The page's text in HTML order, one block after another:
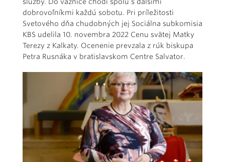
dobrovoľníkmi každú sobotu. Pri príležitosti
Svetového dňa chudobných jej Sociálna subkomisia
KBS udelila 10. novembra 2022 Cenu svätej Matky
Terezy z Kalkaty. Ocenenie prevzala z rúk biskupa
Petra Rusnáka v bratislavskom Centre Salvator.